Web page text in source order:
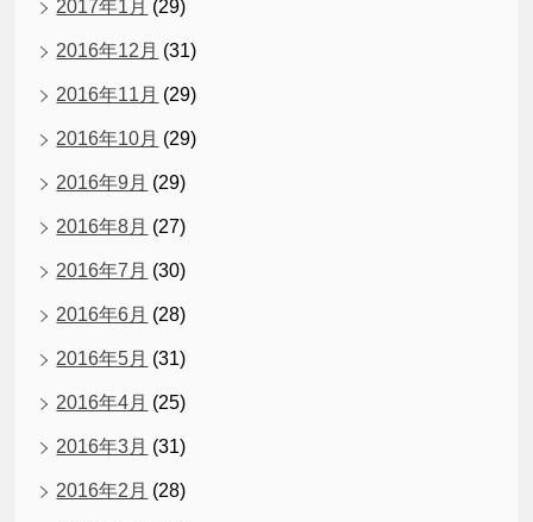
2017年1月 (29)
2016年12月 (31)
2016年11月 (29)
2016年10月 (29)
2016年9月 (29)
2016年8月 (27)
2016年7月 (30)
2016年6月 (28)
2016年5月 (31)
2016年4月 (25)
2016年3月 (31)
2016年2月 (28)